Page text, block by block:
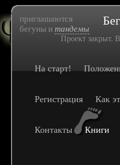
приглашаются
бегуны итандемы
Проект закрыт.
На старт!
Регистрация Как
Контакты Книги